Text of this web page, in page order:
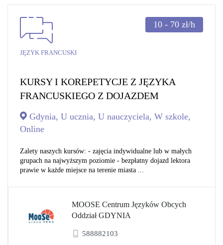
JĘZYK FRANCUSKI
10 - 70 zł/h
KURSY I KOREPETYCJE Z JĘZYKA
FRANCUSKIEGO Z DOJAZDEM
Gdynia, U ucznia, U nauczyciela, W szkole,
Online
Zalety naszych kursów: - zajęcia indywidualne lub w małych
grupach na najwyższym poziomie - bezpłatny dojazd lektora
prawie w każde miejsce na terenie miasta ...
MOOSE Centrum Języków Obcych
Oddział GDYNIA
588882103